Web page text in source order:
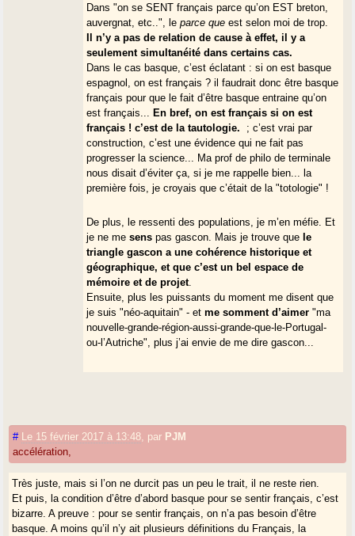
Dans "on se SENT français parce qu’on EST breton,
auvergnat, etc..", leparce que est selon moi de trop.
Il n’y a pas de relation de cause à effet, il y a
seulement simultanéité dans certains cas.
Dans le cas basque, c’est éclatant : si on est basque
espagnol, on est français ? il faudrait donc être basque
français pour que le fait d’être basque entraine qu’on
est français...
En bref, on est français si on est
français ! c’est de la tautologie.
; c’est vrai par
construction, c’est une évidence qui ne fait pas
progresser la science... Ma prof de philo de terminale
nous disait d’éviter ça, si je me rappelle bien... la
première fois, je croyais que c’était de la "totologie" !
De plus, le ressenti des populations, je m’en méfie. Et
je ne mesens pas gascon. Mais je trouve que le
triangle gascon a une cohérence historique et
géographique, et que c’est un bel espace de
mémoire et de projet.
Ensuite, plus les puissants du moment me disent que
je suis "néo-aquitain" - etme somment d’aimer "ma
nouvelle-grande-région-aussi-grande-que-le-Portugal-
ou-l’Autriche", plus j’ai envie de me dire gascon...
# Le 15 février 2017 à 13:48 par PJM
accélération,
Très juste, mais si l’on ne durcit pas un peu le trait, il ne reste rien.
Et puis, la condition d’être d’abord basque pour se sentir français, c’est
bizarre. A preuve : pour se sentir français, on n’a pas besoin d’être
basque. A moins qu’il n’y ait plusieurs définitions du Français, la